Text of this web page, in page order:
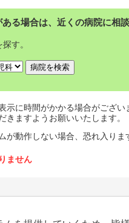
る場合は、近くの病院に相
す。
示に時間がかかる場合がござ
きますようお願いいたします。
が動作しない場合、恐れ入りま
ません